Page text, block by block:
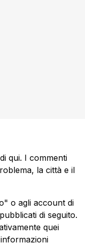
qui. I commenti
la città e il
o agli account di
di seguito.
quei